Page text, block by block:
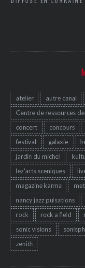
atelier autre canal
Centre de ressources
concert
concours
festival
galaxie
jardin du michel
lez'arts sceniques
magazine karma
nancy jazz pulsations
rock
rock a field
sonic visions
zenith